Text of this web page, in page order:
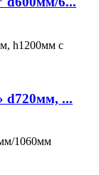
d720мм, ...